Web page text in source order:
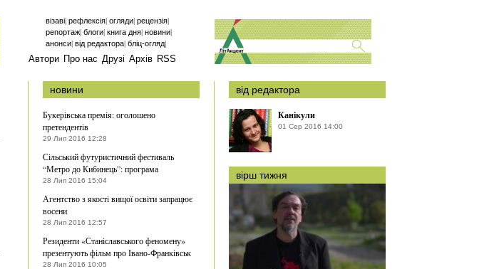
візаві| рефлексія| огляди| рецензія|
репортаж| блоги| книга дня| новини|
анонси| від редактора| бліц-огляд|
Автори Про нас Друзі Архів RSS
новини
Букерівська премія: оголошено
претендентів
29 Лип 2016 12:28
Сільський футуристичний фестиваль
“Метро до Кибинець”: програма
28 Лип 2016 15:04
Агентство з якості вищої освіти запрацює
восени
28 Лип 2016 12:57
Резиденти «Станіславського феномену»
презентують фільм про Івано-Франківськ
28 Лип 2016 10:05
від редактора
Канікули
01 Сер 2016 14:00
вірш тижня